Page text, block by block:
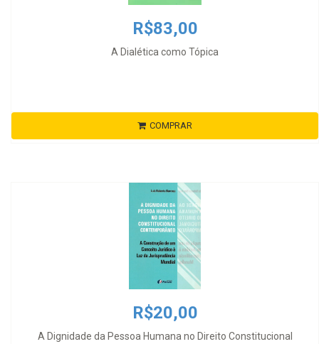
R$83,00
A Dialética como Tópica
COMPRAR
R$20,00
A Dignidade da Pessoa Humana no Direito Constitucional